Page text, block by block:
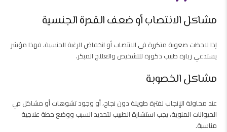
مشاكل الانتصاب أو ضعف القدرة الجنسية
إذا لاحظت صعوبة متكررة في الانتصاب أو انخفاض الرغبة الجنسية، فهذا مؤشر
يستدعي زيارة طبيب ذكورة للتشخيص والعلاج المبكر.
مشاكل الخصوبة
عند محاولة الإنجاب لفترة طويلة دون نجاح، أو وجود تشوهات أو مشاكل في
الحيوانات المنوية، يجب استشارة الطبيب لتحديد السبب ووضع خطة علاجية
مناسبة.